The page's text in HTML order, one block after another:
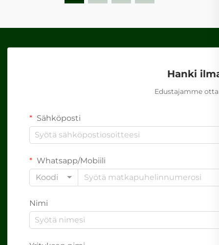
Hanki
Edustajamme
Sähköposti
Whatsapp/Mobiili
Koodi
Nimi